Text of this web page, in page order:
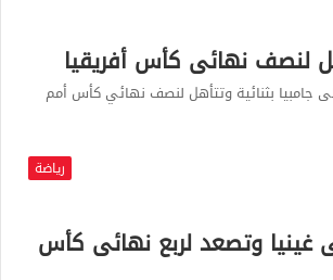
لنصف نهائى كأس أفريقيا
جامبيا بثنائية وتتأهل لنصف نهائي كأس أمم
رياضة
غينيا وتصعد لربع نهائى كأس